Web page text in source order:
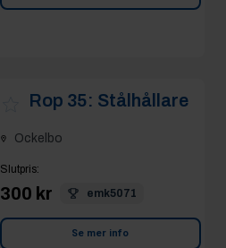
Rop 35: Stålhållare
Ockelbo
Slutpris:
300 kr emk5071
Se mer info